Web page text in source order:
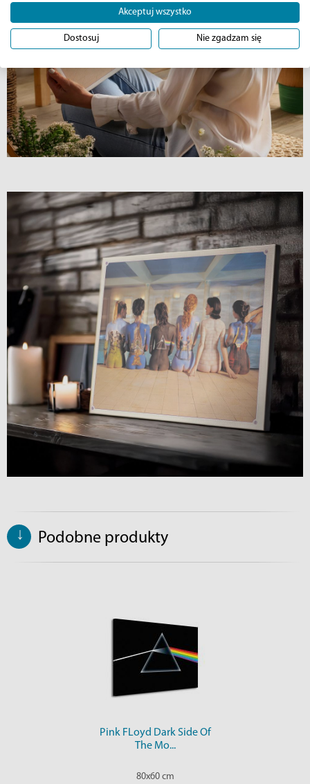
↓ Podobne produkty
Pink FLoyd Dark Side Of
The Mo...
80x60 cm
Akceptuj wszystko
Dostosuj Nie zgadzam się